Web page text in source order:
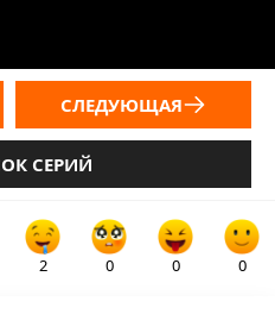
СЕРИЙ
СЛЕДУЮЩАЯ
2 0 0 0